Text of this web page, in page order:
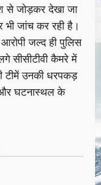
से जोड़कर देखा जा
जांच कर रही है।
जल्द ही पुलिस
सीसीटीवी कैमरे में
टीमें उनकी धरपकड़
और घटनास्थल के